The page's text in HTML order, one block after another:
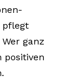
pflegt
ganz
positiven